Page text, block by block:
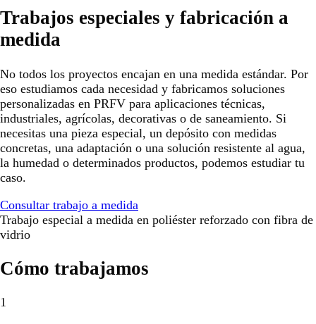
Trabajos especiales y fabricación a
medida
No todos los proyectos encajan en una medida estándar. Por
eso estudiamos cada necesidad y fabricamos soluciones
personalizadas en PRFV para aplicaciones técnicas,
industriales, agrícolas, decorativas o de saneamiento. Si
necesitas una pieza especial, un depósito con medidas
concretas, una adaptación o una solución resistente al agua,
la humedad o determinados productos, podemos estudiar tu
caso.
Consultar trabajo a medida
Trabajo especial a medida en poliéster reforzado con fibra de
vidrio
Cómo trabajamos
1